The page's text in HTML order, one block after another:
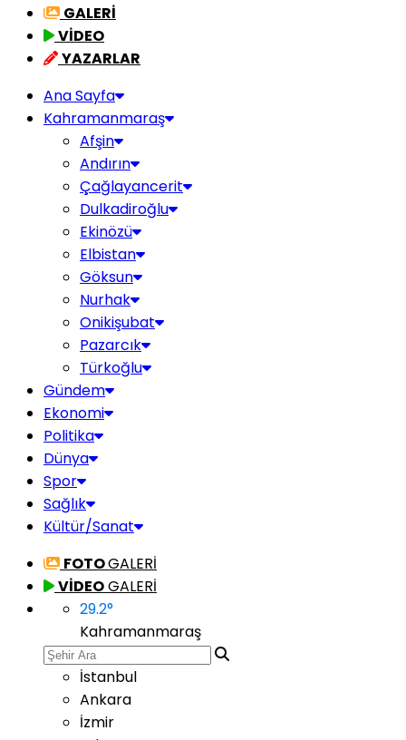
GALERİ
VİDEO
YAZARLAR
Ana Sayfa
Kahramanmaraş
Afşin
Andırın
Çağlayancerit
Dulkadiroğlu
Ekinözü
Elbistan
Göksun
Nurhak
Onikişubat
Pazarcık
Türkoğlu
Gündem
Ekonomi
Politika
Dünya
Spor
Sağlık
Kültür/Sanat
FOTOGALERİ
VİDEOGALERİ
29.2°
Kahramanmaraş
İstanbul
Ankara
İzmir